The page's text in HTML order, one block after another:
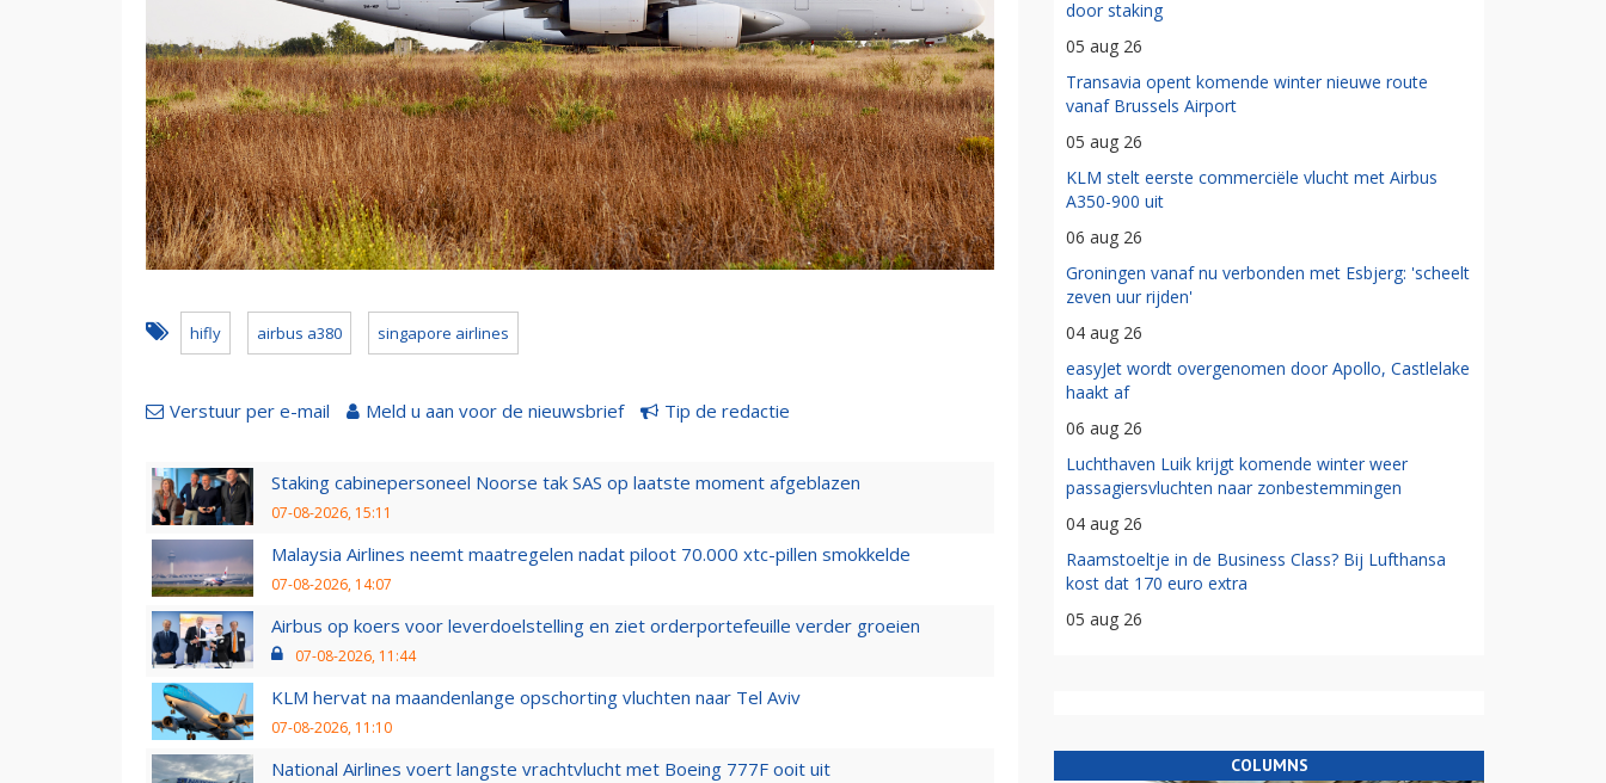
hifly airbus a380 singapore airlines
Verstuur per e-mail Meld u aan voor de nieuwsbrief Tip de redactie
Staking cabinepersoneel Noorse tak SAS op laatste moment afgeblazen
07-08-2026, 15:11
Malaysia Airlines neemt maatregelen nadat piloot 70.000 xtc-pillen smokkelde
07-08-2026, 14:07
Airbus op koers voor leverdoelstelling en ziet orderportefeuille verder groeien
07-08-2026, 11:44
KLM hervat na maandenlange opschorting vluchten naar Tel Aviv
07-08-2026, 11:10
National Airlines voert langste vrachtvlucht met Boeing 777F ooit uit
door staking
05 aug 26
Transavia opent komende winter nieuwe route
vanaf Brussels Airport
05 aug 26
KLM stelt eerste commerciële vlucht met Airbus
A350-900 uit
06 aug 26
Groningen vanaf nu verbonden met Esbjerg: 'scheelt
zeven uur rijden'
04 aug 26
easyJet wordt overgenomen door Apollo, Castlelake
haakt af
06 aug 26
Luchthaven Luik krijgt komende winter weer
passagiersvluchten naar zonbestemmingen
04 aug 26
Raamstoeltje in de Business Class? Bij Lufthansa
kost dat 170 euro extra
05 aug 26
COLUMNS